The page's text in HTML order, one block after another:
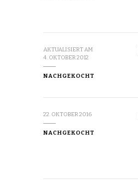
AKTUALISIERT AM
4. OKTOBER 2012
NACHGEKOCHT
22. OKTOBER 2016
NACHGEKOCHT